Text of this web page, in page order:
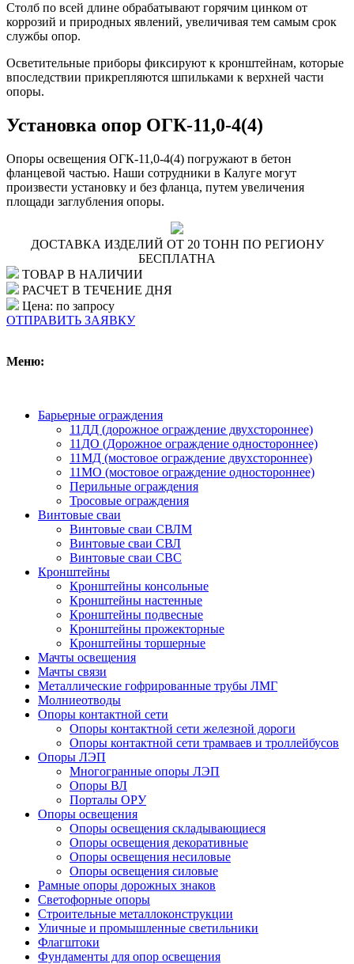
Столб по всей длине обрабатывают горячим цинком от
коррозий и природных явлений, увеличивая тем самым срок
службы опор.
Осветительные приборы фиксируют к кронштейнам, которые
впоследствии прикрепляются шпильками к верхней части
опоры.
Установка опор ОГК-11,0-4(4)
Опоры освещения ОГК-11,0-4(4) погружают в бетон
фланцевой частью. Наши сотрудники в Калуге могут
произвести установку и без фланца, путем увеличения
площади заглубления опоры.
ДОСТАВКА ИЗДЕЛИЙ ОТ 20 ТОНН ПО РЕГИОНУ
БЕСПЛАТНА
ТОВАР В НАЛИЧИИ
РАСЧЕТ В ТЕЧЕНИЕ ДНЯ
Цена: по запросу
ОТПРАВИТЬ ЗАЯВКУ
Меню:
Барьерные ограждения
11ДД (дорожное ограждение двухстороннее)
11ДО (Дорожное ограждение одностороннее)
11МД (мостовое ограждение двухстороннее)
11МО (мостовое ограждение одностороннее)
Перильные ограждения
Тросовые ограждения
Винтовые сваи
Винтовые сваи СВЛМ
Винтовые сваи СВЛ
Винтовые сваи СВС
Кронштейны
Кронштейны консольные
Кронштейны настенные
Кронштейны подвесные
Кронштейны прожекторные
Кронштейны торшерные
Мачты освещения
Мачты связи
Металлические гофрированные трубы ЛМГ
Молниеотводы
Опоры контактной сети
Опоры контактной сети железной дороги
Опоры контактной сети трамваев и троллейбусов
Опоры ЛЭП
Многогранные опоры ЛЭП
Опоры ВЛ
Порталы ОРУ
Опоры освещения
Опоры освещения cкладывающиеся
Опоры освещения декоративные
Опоры освещения несиловые
Опоры освещения силовые
Рамные опоры дорожных знаков
Светофорные опоры
Строительные металлоконструкции
Уличные и промышленные светильники
Флагштоки
Фундаменты для опор освещения